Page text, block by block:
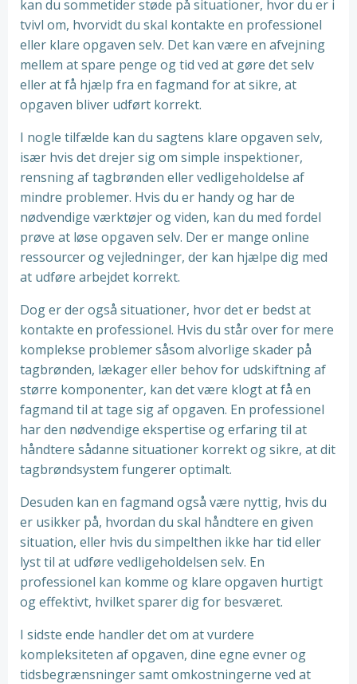
kan du sommetider støde på situationer, hvor du er i
tvivl om, hvorvidt du skal kontakte en professionel
eller klare opgaven selv. Det kan være en afvejning
mellem at spare penge og tid ved at gøre det selv
eller at få hjælp fra en fagmand for at sikre, at
opgaven bliver udført korrekt.
I nogle tilfælde kan du sagtens klare opgaven selv,
især hvis det drejer sig om simple inspektioner,
rensning af tagbrønden eller vedligeholdelse af
mindre problemer. Hvis du er handy og har de
nødvendige værktøjer og viden, kan du med fordel
prøve at løse opgaven selv. Der er mange online
ressourcer og vejledninger, der kan hjælpe dig med
at udføre arbejdet korrekt.
Dog er der også situationer, hvor det er bedst at
kontakte en professionel. Hvis du står over for mere
komplekse problemer såsom alvorlige skader på
tagbrønden, lækager eller behov for udskiftning af
større komponenter, kan det være klogt at få en
fagmand til at tage sig af opgaven. En professionel
har den nødvendige ekspertise og erfaring til at
håndtere sådanne situationer korrekt og sikre, at dit
tagbrøndsystem fungerer optimalt.
Desuden kan en fagmand også være nyttig, hvis du
er usikker på, hvordan du skal håndtere en given
situation, eller hvis du simpelthen ikke har tid eller
lyst til at udføre vedligeholdelsen selv. En
professionel kan komme og klare opgaven hurtigt
og effektivt, hvilket sparer dig for besværet.
I sidste ende handler det om at vurdere
kompleksiteten af opgaven, dine egne evner og
tidsbegrænsninger samt omkostningerne ved at